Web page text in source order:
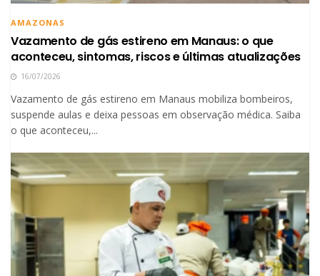
AMAZONAS
Vazamento de gás estireno em Manaus: o que
aconteceu, sintomas, riscos e últimas atualizações
16/07/2026
Vazamento de gás estireno em Manaus mobiliza bombeiros,
suspende aulas e deixa pessoas em observação médica. Saiba
o que aconteceu,...